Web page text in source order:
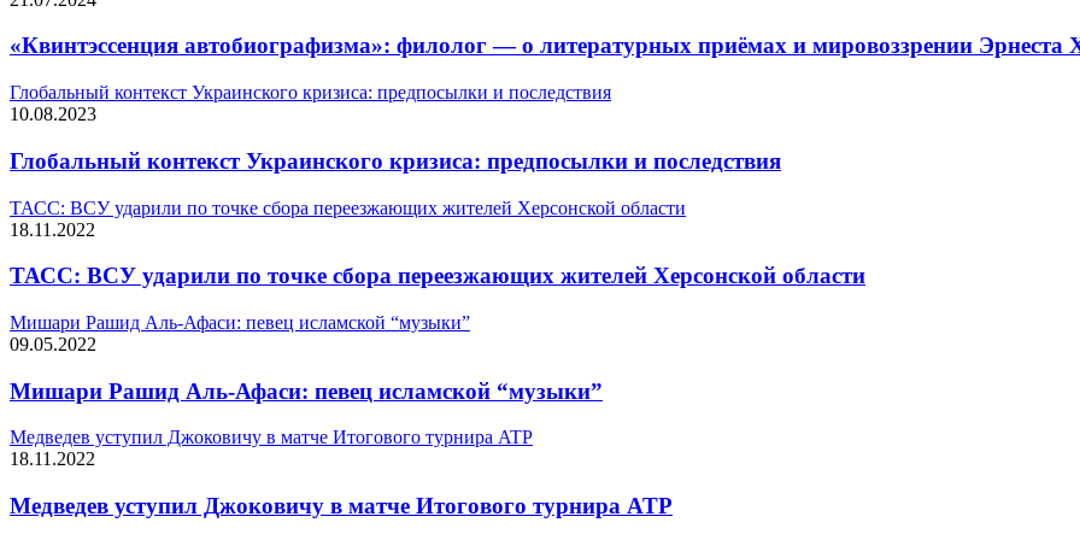
«Квинтэссенция автобиографизма»: филолог — о литературных приёмах и мировоззрении Эрнеста
Глобальный контекст Украинского кризиса: предпосылки и последствия
10.08.2023
Глобальный контекст Украинского кризиса: предпосылки и последствия
ТАСС: ВСУ ударили по точке сбора переезжающих жителей Херсонской области
18.11.2022
ТАСС: ВСУ ударили по точке сбора переезжающих жителей Херсонской области
Мишари Рашид Аль-Афаси: певец исламской “музыки”
09.05.2022
Мишари Рашид Аль-Афаси: певец исламской “музыки”
Медведев уступил Джоковичу в матче Итогового турнира ATP
18.11.2022
Медведев уступил Джоковичу в матче Итогового турнира ATP